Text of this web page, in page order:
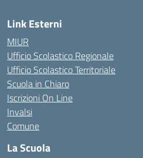
Link Esterni
MIUR
Ufficio Scolastico Regionale
Ufficio Scolastico Territoriale
Scuola in Chiaro
Iscrizioni On Line
Invalsi
Comune
La Scuola